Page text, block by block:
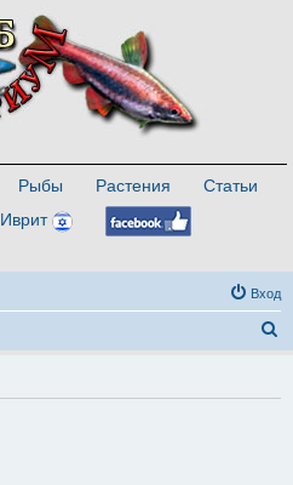
Рыбы Растения
Статьи
Иврит
Вход